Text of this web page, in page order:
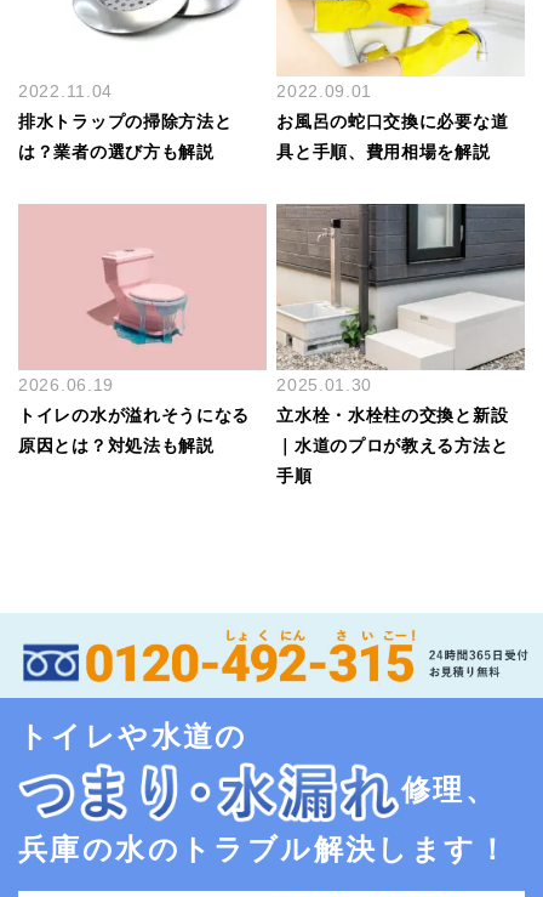
2022.11.04
排水トラップの掃除方法と
は？業者の選び方も解説
2022.09.01
お風呂の蛇口交換に必要な道
具と手順、費用相場を解説
2026.06.19
トイレの水が溢れそうになる
原因とは？対処法も解説
2025.01.30
立水栓・水栓柱の交換と新設
｜水道のプロが教える方法と
手順
トイレや水道の
修理、
兵庫の水のトラブル解決します！